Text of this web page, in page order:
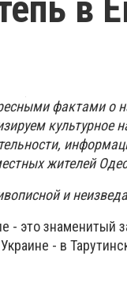
в
фактами о
культурное
жителей
и
- это знаменитый
- в